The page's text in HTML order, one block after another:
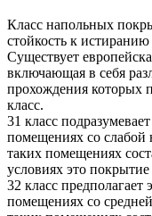
Класс напольных
стойкость к
Существует
включающая в себя
прохождения которых
класс.
31 класс
помещениях со слабой
таких помещениях
условиях это
32 класс
помещениях со